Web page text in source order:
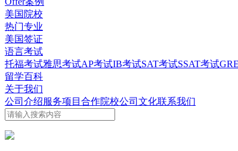
美国院校
热门专业
美国签证
语言考试
托福考试雅思考试AP考试IB考试SAT考试SSAT考试
留学百科
关于我们
公司介绍服务项目 合作院校公司文化联系我们